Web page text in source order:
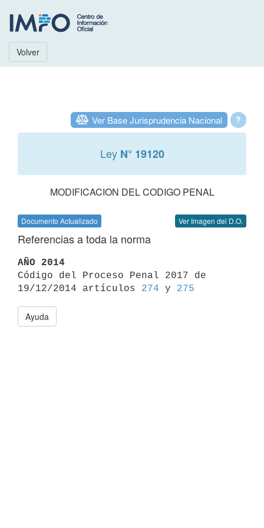
Volver
?
Ver Base Jurisprudencia Nacional
Ley N° 19120
MODIFICACION DEL CODIGO PENAL
Documento Actualizado Ver Imagen del D.O.
Referencias a toda la norma
AÑO 2014
Código del Proceso Penal 2017 de
19/12/2014 artículos 274 y 275
Ayuda